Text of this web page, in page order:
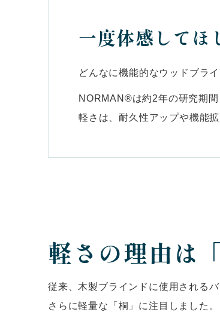
一度体感してほ
どんなに機能的なウッドブラ
NORMAN®は約2年の研究期
軽さは、耐久性アップや機能
軽さの理由は
従来、木製ブラインドに使用される
さらに軽量な「桐」に注目しました。